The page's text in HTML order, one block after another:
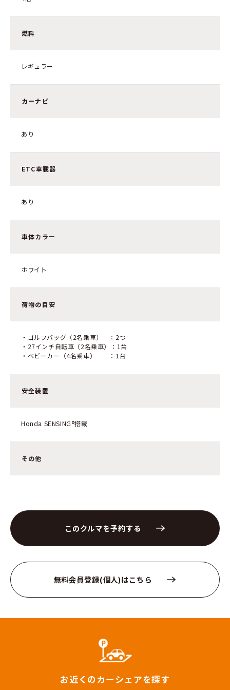
燃料
レギュラー
カーナビ
あり
ETC車載器
あり
車体カラー
ホワイト
荷物の目安
・ゴルフバッグ（2名乗車） ：2つ
・27インチ自転車（2名乗車）：1台
・ベビーカー（4名乗車） ：1台
安全装置
Honda SENSING®搭載
その他
このクルマを予約する
無料会員登録(個人)はこちら
お近くのカーシェアを探す